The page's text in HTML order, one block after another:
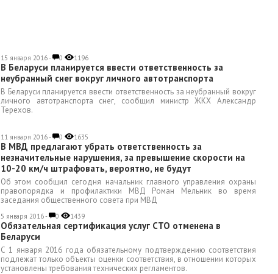
15 января 2016 - 0 1196
В Беларуси планируется ввести ответственность за
неубранный снег вокруг личного автотранспорта
В Беларуси планируется ввести ответственность за неубранный вокруг
личного автотранспорта снег, сообщил министр ЖКХ Александр
Терехов.
11 января 2016 - 0 1635
В МВД предлагают убрать ответственность за
незначительные нарушения, за превышение скорости на
10-20 км/ч штрафовать, вероятно, не будут
Об этом сообщил сегодня начальник главного управления охраны
правопорядка и профилактики МВД Роман Мельник во время
заседания общественного совета при МВД
5 января 2016 - 0 1439
Обязательная сертификация услуг СТО отменена в
Беларуси
С 1 января 2016 года обязательному подтверждению соответствия
подлежат только объекты оценки соответствия, в отношении которых
установлены требования технических регламентов.